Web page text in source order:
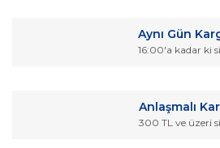
Görüş ve önerileriniz için teşekkür
Ürün bilgilerinde hatalar bulunuyor.
Aynı Gün
16:00'a kadar ki
Anlaşmalı
300 TL ve üzeri